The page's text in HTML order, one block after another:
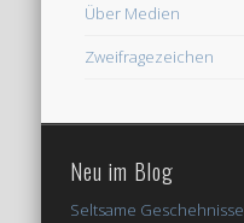
Über Medien
Zweifragezeichen
Neu im Blog
Seltsame Geschehnisse